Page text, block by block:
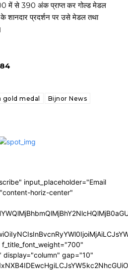
में से 390 अंक प्राप्त कर गोल्ड मेडल
शानदार प्रदर्शन पर उसे मेडल तथा
gold medal Bijnor News
input_placeholder="Email
horiz-center"
f_title_font_weight="700"
display="column" gap="10"